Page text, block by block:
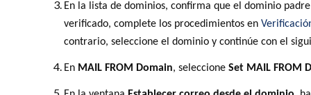
En la lista de dominios, confirma que el dominio
verificado, complete los procedimientos en
contrario, seleccione el dominio y continúe con el
En MAIL FROM Domain, seleccione Set MAIL FROM